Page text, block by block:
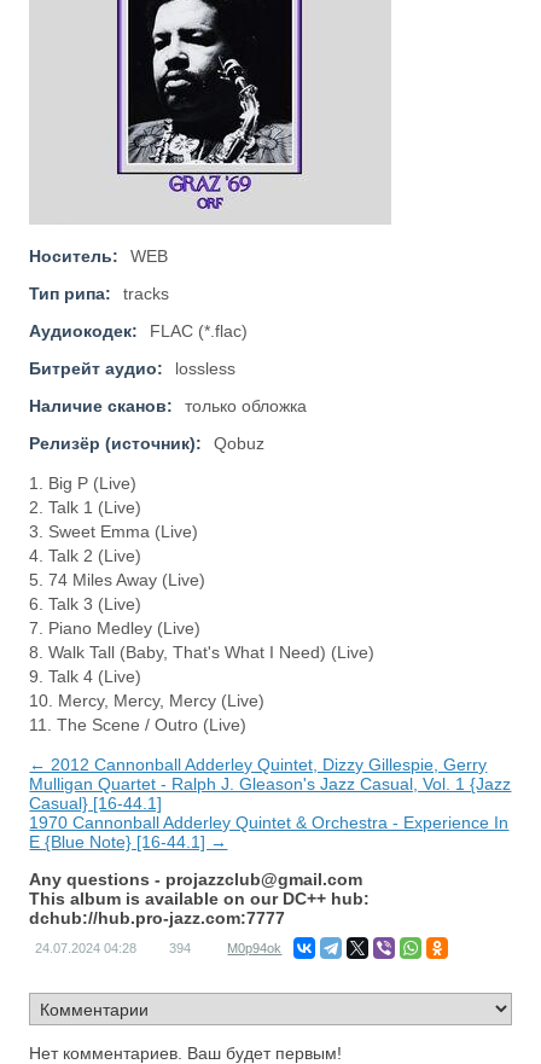
Носитель:
WEB
Тип рипа:
tracks
Аудиокодек:
FLAC (*.flac)
Битрейт аудио:
lossless
Наличие сканов:
только обложка
Релизёр (источник):
Qobuz
1. Big P (Live)
2. Talk 1 (Live)
3. Sweet Emma (Live)
4. Talk 2 (Live)
5. 74 Miles Away (Live)
6. Talk 3 (Live)
7. Piano Medley (Live)
8. Walk Tall (Baby, That's What I Need) (Live)
9. Talk 4 (Live)
10. Mercy, Mercy, Mercy (Live)
11. The Scene / Outro (Live)
← 2012 Cannonball Adderley Quintet, Dizzy Gillespie, Gerry
Mulligan Quartet - Ralph J. Gleason's Jazz Casual, Vol. 1 {Jazz
Casual} [16-44.1]
1970 Cannonball Adderley Quintet & Orchestra - Experience In
E {Blue Note} [16-44.1] →
Any questions - projazzclub@gmail.com
This album is available on our DC++ hub:
dchub://hub.pro-jazz.com:7777
24.07.2024 04:28 394 M0p94ok
Нет комментариев. Ваш будет первым!